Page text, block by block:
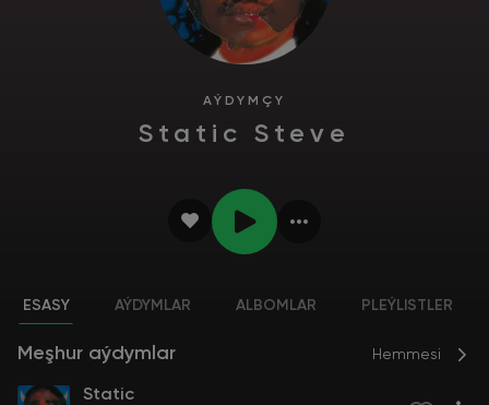
AÝDYMÇY
Static Steve
ESASY AÝDYMLAR ALBOMLAR PLEÝLISTLER
Meşhur aýdymlar Hemmesi
Static